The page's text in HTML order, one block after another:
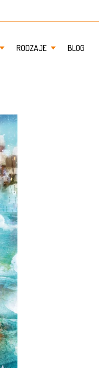
RODZAJE BLOG